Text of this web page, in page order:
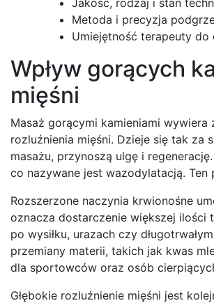
Metoda i precyzja
Umiejętność terapeuty do
Wpływ gorących
mięśni
Masaż gorącymi kamieniami wywiera
rozluźnienia mięśni. Dzieje się tak za
masażu, przynoszą ulgę i
co nazywane jest wazodylatacją.
Rozszerzone naczynia krwionośne
oznacza dostarczenie większej ilości
po wysiłku, urazach czy
przemiany materii, takich jak kwas
dla sportowców oraz osób
Głębokie rozluźnienie mięśni jest